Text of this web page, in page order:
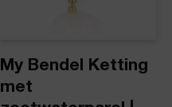
My Bendel Ketting
met